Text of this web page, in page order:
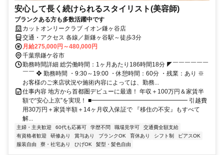
安心して長く続けられるスタイリスト(美容師)
ブランクある方も多数活躍中です
カットオンリークラブ イオン鎌ヶ谷店
交通・アクセス 各線／新鎌ヶ谷駅～徒歩3分
月給275,000円～480,000円
千葉県鎌ケ谷市
勤務時間詳細 総労働時間：1ヶ月あたり186時間18分 ◤￣￣￣￣￣￣
￣￣ ❖ 勤務時間 ・9:30～19:00 ・休憩時間：60分 ・残業：あり ※
お客様のご来店状況や施術内容によっては、勤務...
仕事内容 地方から首都圏デビューに最適！ 年収＋100万円＆家賃半
額で“安心上京”を実現！ ■━━━━━━━━━━━━━━━━ 引越費
用30万円＋家賃半額＋14ヶ月収入保証で 『移住の不安』もすべて
解...
主婦・主夫歓迎 60代も応募可 学歴不問 職場見学可
交通費全額支給
有資格者歓迎
研修あり 賞与あり ブランクOK 育休あり シフト制
ピアスOK
服装自由
寮・社宅あり ひげOK 髪型・髪色自由